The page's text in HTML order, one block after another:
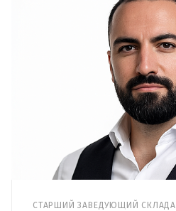
СТАРШИЙ ЗАВЕДУЮЩИЙ СКЛАДА